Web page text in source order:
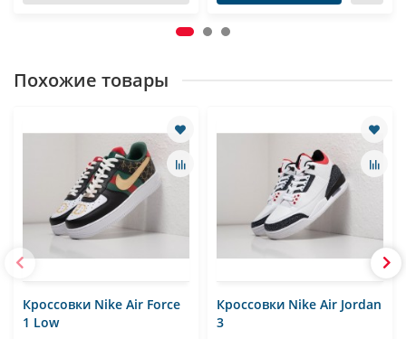
Похожие товары
Кроссовки Nike Air Force
1 Low
Кроссовки Nike Air Jordan
3